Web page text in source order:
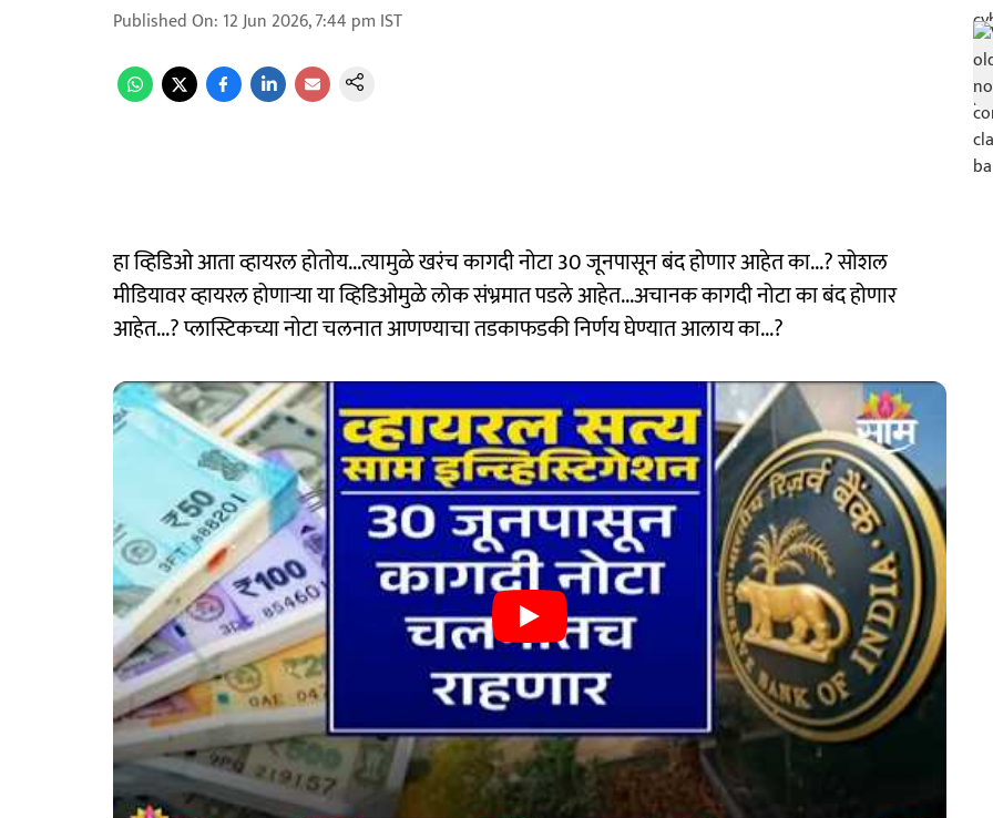
Published On: 12 Jun 2026, 7:44 pm IST
हा व्हिडिओ आता व्हायरल होतोय...त्यामुळे खरंच कागदी नोटा 30 जूनपासून बंद होणार आहेत का...? सोशल
मीडियावर व्हायरल होणाऱ्या या व्हिडिओमुळे लोक संभ्रमात पडले आहेत...अचानक कागदी नोटा का बंद होणार
आहेत...? प्लास्टिकच्या नोटा चलनात आणण्याचा तडकाफडकी निर्णय घेण्यात आलाय का...?